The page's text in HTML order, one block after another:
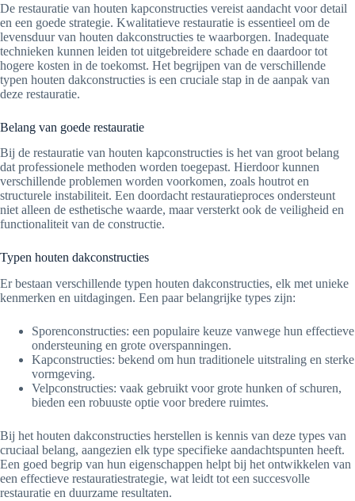
De restauratie van houten kapconstructies vereist aandacht voor detail
en een goede strategie. Kwalitatieve restauratie is essentieel om de
levensduur van houten dakconstructies te waarborgen. Inadequate
technieken kunnen leiden tot uitgebreidere schade en daardoor tot
hogere kosten in de toekomst. Het begrijpen van de verschillende
typen houten dakconstructies is een cruciale stap in de aanpak van
deze restauratie.
Belang van goede restauratie
Bij de restauratie van houten kapconstructies is het van groot belang
dat professionele methoden worden toegepast. Hierdoor kunnen
verschillende problemen worden voorkomen, zoals houtrot en
structurele instabiliteit. Een doordacht restauratieproces ondersteunt
niet alleen de esthetische waarde, maar versterkt ook de veiligheid en
functionaliteit van de constructie.
Typen houten dakconstructies
Er bestaan verschillende typen houten dakconstructies, elk met unieke
kenmerken en uitdagingen. Een paar belangrijke types zijn:
Sporenconstructies: een populaire keuze vanwege hun effectieve
ondersteuning en grote overspanningen.
Kapconstructies: bekend om hun traditionele uitstraling en sterke
vormgeving.
Velpconstructies: vaak gebruikt voor grote hunken of schuren,
bieden een robuuste optie voor bredere ruimtes.
Bij het houten dakconstructies herstellen is kennis van deze types van
cruciaal belang, aangezien elk type specifieke aandachtspunten heeft.
Een goed begrip van hun eigenschappen helpt bij het ontwikkelen van
een effectieve restauratiestrategie, wat leidt tot een succesvolle
restauratie en duurzame resultaten.